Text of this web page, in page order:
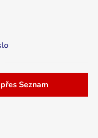
Seznam